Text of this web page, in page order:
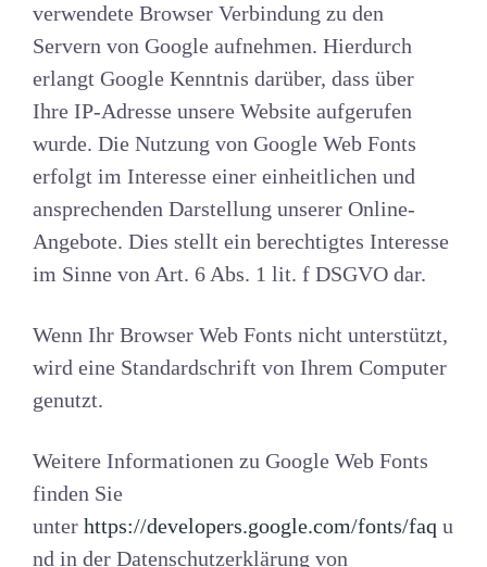
verwendete Browser Verbindung zu den
Servern von Google aufnehmen. Hierdurch
erlangt Google Kenntnis darüber, dass über
Ihre IP-Adresse unsere Website aufgerufen
wurde. Die Nutzung von Google Web Fonts
erfolgt im Interesse einer einheitlichen und
ansprechenden Darstellung unserer Online-
Angebote. Dies stellt ein berechtigtes Interesse
im Sinne von Art. 6 Abs. 1 lit. f DSGVO dar.
Wenn Ihr Browser Web Fonts nicht unterstützt,
wird eine Standardschrift von Ihrem Computer
genutzt.
Weitere Informationen zu Google Web Fonts
finden Sie
unter https://developers.google.com/fonts/faq u
nd in der Datenschutzerklärung von